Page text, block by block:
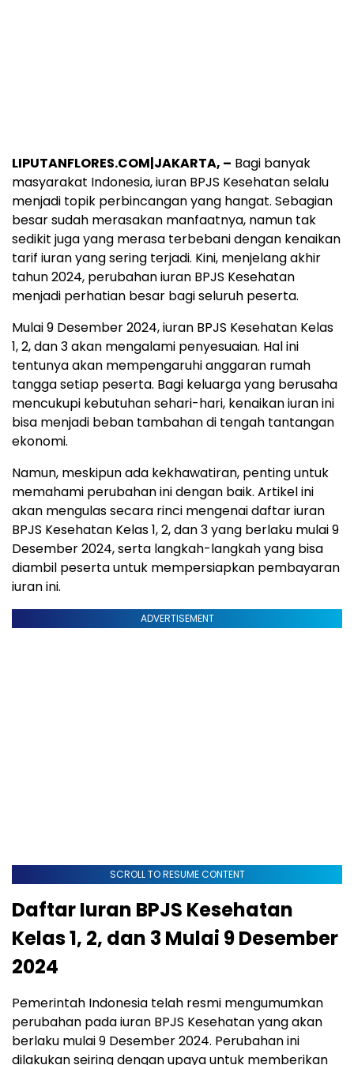
LIPUTANFLORES.COM|JAKARTA, – Bagi banyak
masyarakat Indonesia, iuran BPJS Kesehatan selalu
menjadi topik perbincangan yang hangat. Sebagian
besar sudah merasakan manfaatnya, namun tak
sedikit juga yang merasa terbebani dengan kenaikan
tarif iuran yang sering terjadi. Kini, menjelang akhir
tahun 2024, perubahan iuran BPJS Kesehatan
menjadi perhatian besar bagi seluruh peserta.
Mulai 9 Desember 2024, iuran BPJS Kesehatan Kelas
1, 2, dan 3 akan mengalami penyesuaian. Hal ini
tentunya akan mempengaruhi anggaran rumah
tangga setiap peserta. Bagi keluarga yang berusaha
mencukupi kebutuhan sehari-hari, kenaikan iuran ini
bisa menjadi beban tambahan di tengah tantangan
ekonomi.
Namun, meskipun ada kekhawatiran, penting untuk
memahami perubahan ini dengan baik. Artikel ini
akan mengulas secara rinci mengenai daftar iuran
BPJS Kesehatan Kelas 1, 2, dan 3 yang berlaku mulai 9
Desember 2024, serta langkah-langkah yang bisa
diambil peserta untuk mempersiapkan pembayaran
iuran ini.
ADVERTISEMENT
SCROLL TO RESUME CONTENT
Daftar Iuran BPJS Kesehatan
Kelas 1, 2, dan 3 Mulai 9 Desember
2024
Pemerintah Indonesia telah resmi mengumumkan
perubahan pada iuran BPJS Kesehatan yang akan
berlaku mulai 9 Desember 2024. Perubahan ini
dilakukan seiring dengan upaya untuk memberikan